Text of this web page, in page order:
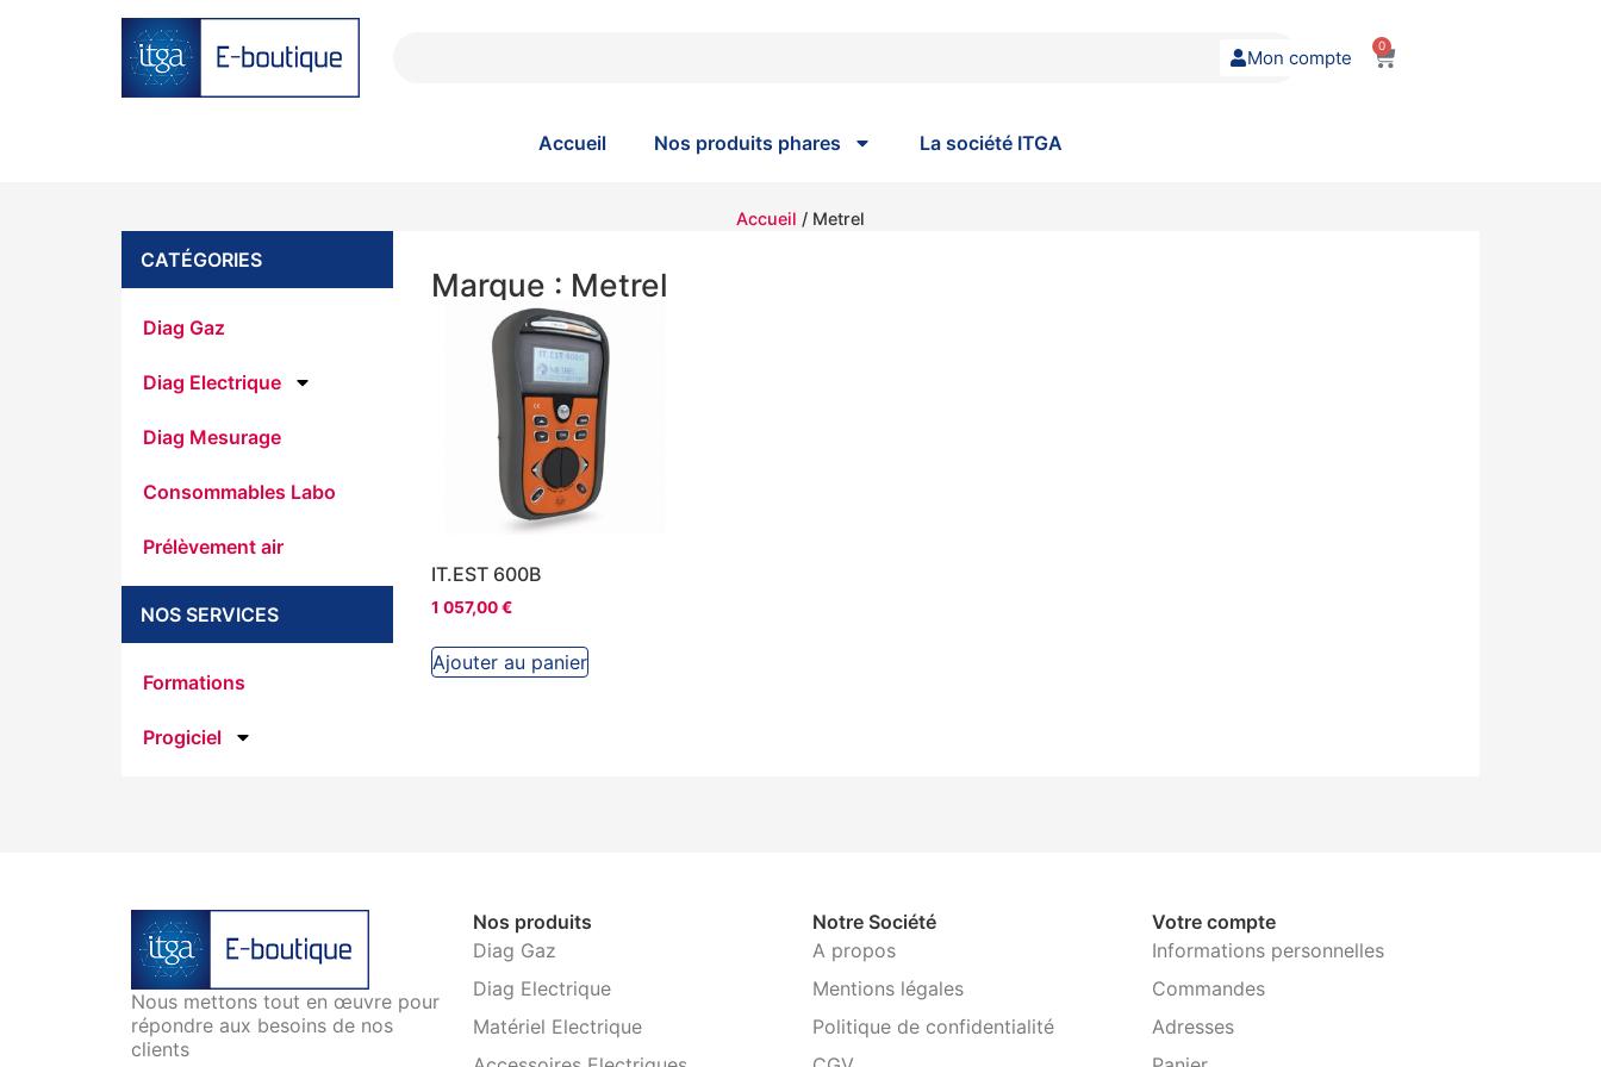
Mon compte
0
Accueil Nos produits phares La société ITGA
Accueil / Metrel
CATÉGORIES
Diag Gaz
Diag Electrique
Diag Mesurage
Consommables Labo
Prélèvement air
NOS SERVICES
Formations
Progiciel
Marque : Metrel
IT.EST 600B
1 057,00€
Ajouter au panier
Nous mettons tout en œuvre pour
répondre aux besoins de nos
clients
Nos produits
Diag Gaz
Diag Electrique
Matériel Electrique
Notre Société
A propos
Mentions légales
Politique de confidentialité
Votre compte
Informations personnelles
Commandes
Adresses